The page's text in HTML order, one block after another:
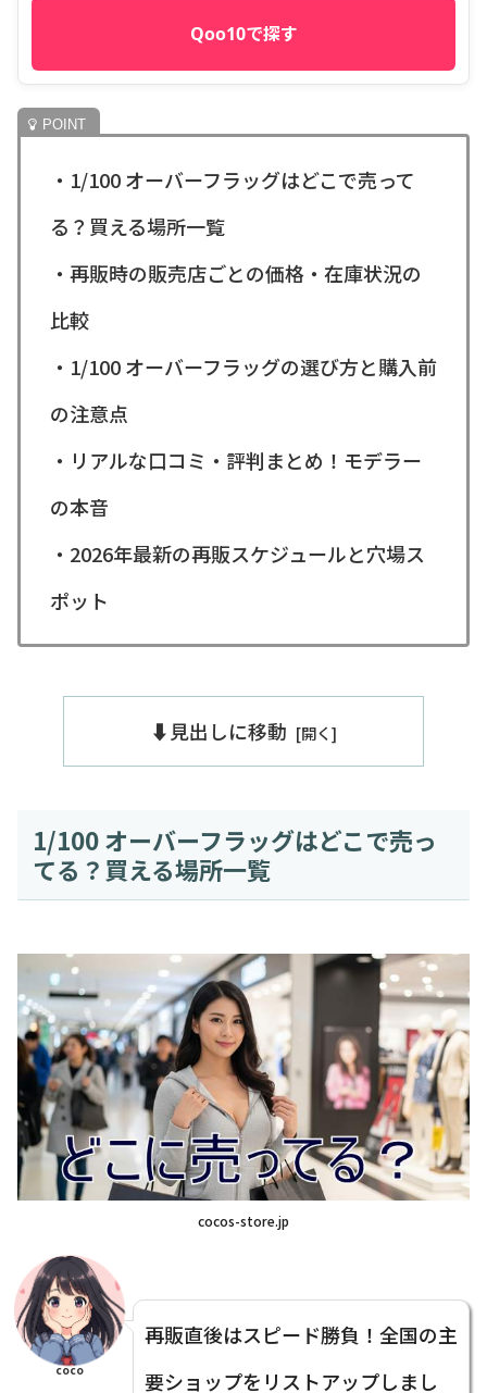
Qoo10で探す
・1/100 オーバーフラッグはどこで売って
る？買える場所一覧
・再販時の販売店ごとの価格・在庫状況の
比較
・1/100 オーバーフラッグの選び方と購入前
の注意点
・リアルな口コミ・評判まとめ！モデラー
の本音
・2026年最新の再販スケジュールと穴場ス
ポット
⬇️見出しに移動
1/100 オーバーフラッグはどこで売っ
てる？買える場所一覧
cocos-store.jp
coco
再販直後はスピード勝負！全国の主
要ショップをリストアップしまし